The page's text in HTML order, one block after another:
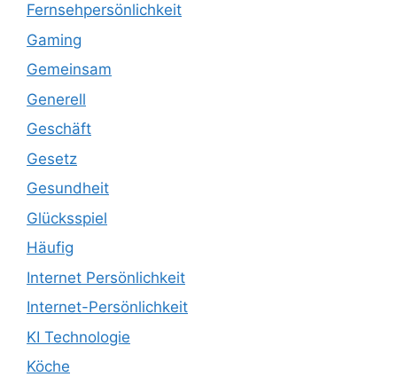
Fernsehpersönlichkeit
Gaming
Gemeinsam
Generell
Geschäft
Gesetz
Gesundheit
Glücksspiel
Häufig
Internet Persönlichkeit
Internet-Persönlichkeit
KI Technologie
Köche